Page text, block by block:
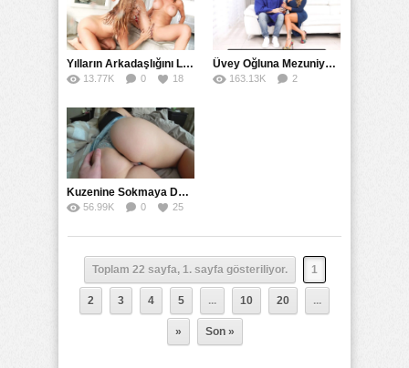
Yılların Arkadaşlığını Lezbiyen Olup Fışkırarak Orgazm Olarak Bozdular
13.77K 0 18
Üvey Oğluna Mezuniyet Hediyesi Olarak Kendini Siktirdi
163.13K
2
Kuzenine Sokmaya Doyamayınca Ertesi Gün Yeniden Sikti
56.99K 0 25
Toplam 22 sayfa, 1. sayfa gösteriliyor. 1
2 3 4 5 ... 10 20 ...
» Son »